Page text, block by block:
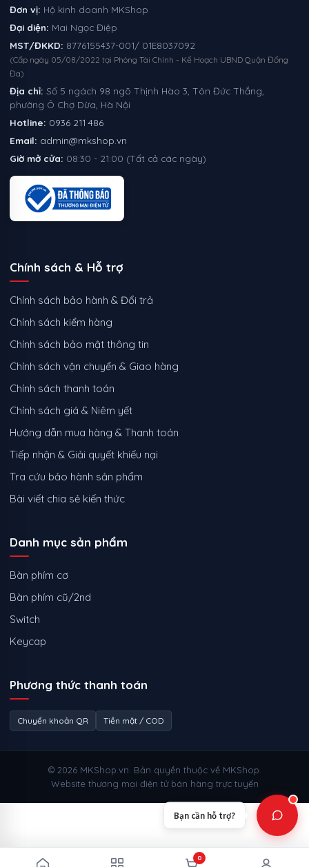
Đơn vị: Hộ kinh doanh MKShop
Đại diện: Mai Ngọc Điệp
MST/ĐKKD: 8776155437-001/ 01E8037092
(Cấp ngày 05/08/2022 tại Phòng Tài Chính - Kế Hoạch UBND Quận Đống
Đa)
Địa chỉ: Số 5 ngách 98 ngõ Thịnh Hào 3, Tôn Đức Thắng,
phường Ô Chợ Dừa, Hà Nội
Hotline: 0936 211 486
Email: admin@mkshop.vn
Giờ mở cửa: 08:30 - 21:00 (Tất cả các ngày)
Chính sách & Hỗ trợ
Chính sách bảo hành & Đổi trả
Chính sách kiểm hàng
Chính sách bảo mật thông tin
Chính sách vận chuyển & Giao hàng
Chính sách thanh toán
Chính sách giá & Niêm yết
Hướng dẫn mua hàng & Thanh toán
Tiếp nhận & Giải quyết khiếu nại
Tra cứu bảo hành sản phẩm
Bài viết chia sẻ kiến thức
Danh mục sản phẩm
Bàn phím cơ
Bàn phím cũ/2nd
Switch
Keycap
Phương thức thanh toán
Chuyển khoản QR Tiền mặt / COD
© 2026 MKShop.vn. Bản quyền thuộc về MKShop.
Website thương mại điện tử bán hàng trực tuyến
0
Bạn cần hỗ trợ?